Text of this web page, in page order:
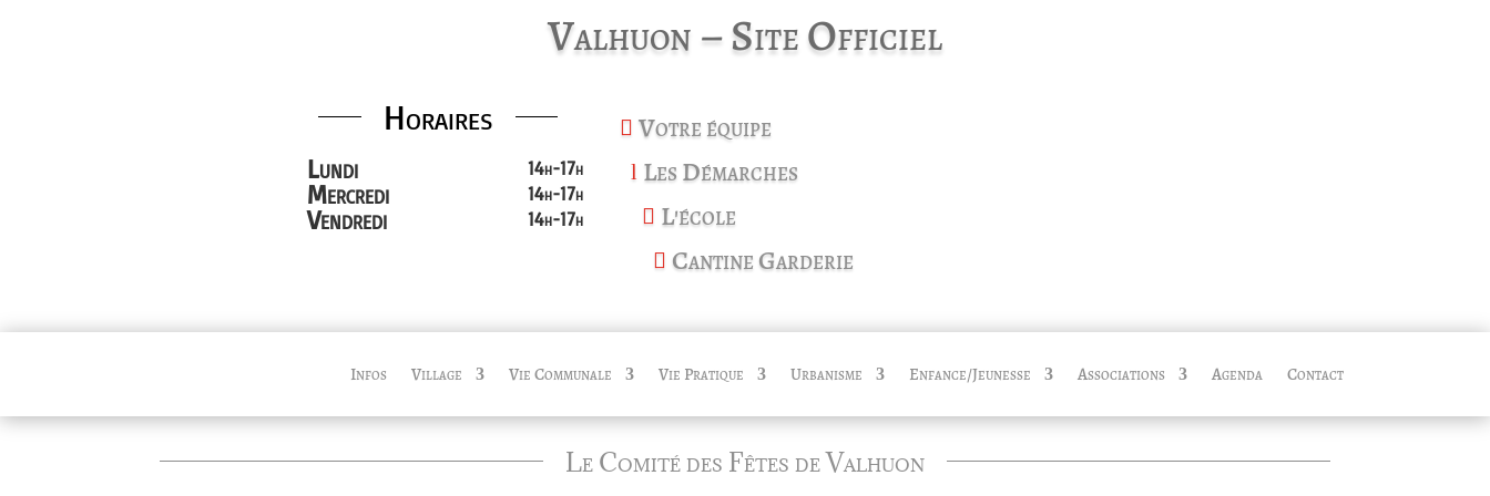
Valhuon – Site Officiel
Horaires
Lundi 14h-17h
Mercredi 14h-17h
Vendredi 14h-17h
 Votre équipe
l Les Démarches
 L'école
 Cantine Garderie
Infos Village Vie Communale Vie Pratique Urbanisme Enfance/Jeunesse Associations Agenda Contact
Le Comité des Fêtes de Valhuon